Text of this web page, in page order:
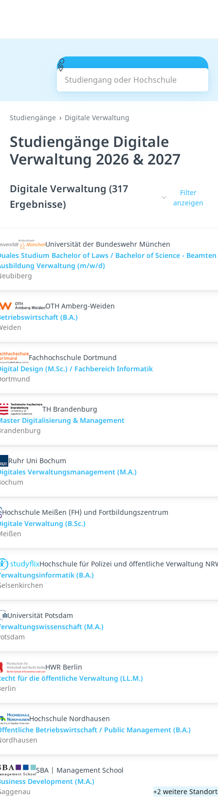
Studiengang oder Hochschule
Suchen
Studiengänge Digitale Verwaltung
Studiengänge Digitale
Verwaltung 2026 & 2027
Digitale Verwaltung (317
Ergebnisse)
Filter
anzeigen
Universität der Bundeswehr München
Studium Bachelor of Laws / Bachelor of Science - Beamten
Verwaltung (m/w/d)
OTH Amberg-Weiden
(B.A.)
Fachhochschule Dortmund
Design (M.Sc.) / Fachbereich Informatik
TH Brandenburg
Digitalisierung & Management
Ruhr Uni Bochum
Verwaltungsmanagement (M.A.)
Hochschule Meißen (FH) und Fortbildungszentrum
Verwaltung (B.Sc.)
Hochschule für Polizei und öffentliche Verwaltung
(B.A.)
Universität Potsdam
(M.A.)
HWR Berlin
für die öffentliche Verwaltung (LL.M.)
Hochschule Nordhausen
Betriebswirtschaft / Public Management (B.A.)
SBA | Management School
Development (M.A.)
+2 weitere